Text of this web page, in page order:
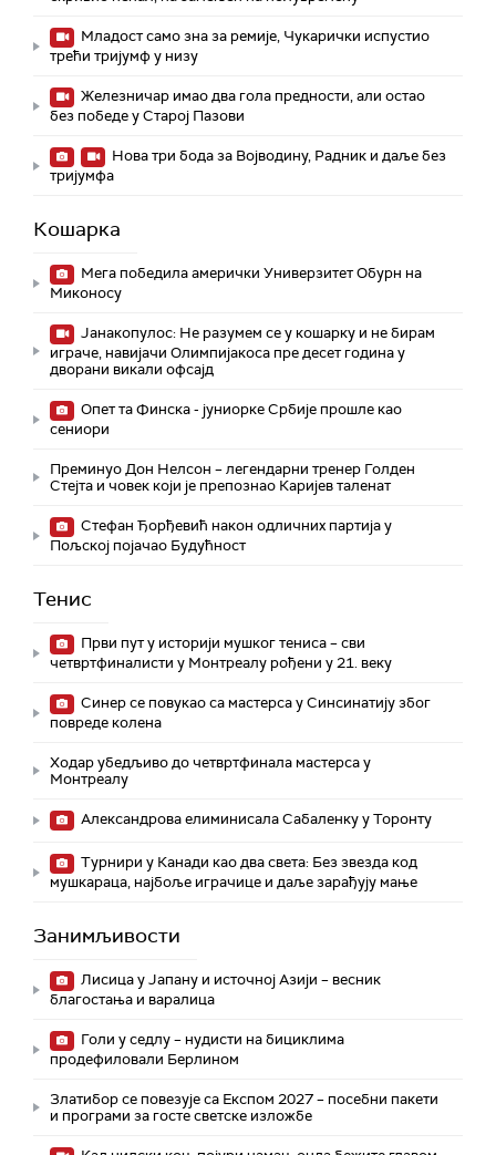
Младост само зна за ремије, Чукарички испустио
трећи тријумф у низу
Железничар имао два гола предности, али остао
без победе у Старој Пазови
Нова три бода за Војводину, Радник и даље без
тријумфа
Кошарка
Мега победила амерички Универзитет Обурн на
Миконосу
Јанакопулос: Не разумем се у кошарку и не бирам
играче, навијачи Олимпијакоса пре десет година у
дворани викали офсајд
Опет та Финска - јуниорке Србије прошле као
сениори
Преминуо Дон Нелсон – легендарни тренер Голден
Стејта и човек који је препознао Каријев таленат
Стефан Ђорђевић након одличних партија у
Пољској појачао Будућност
Тенис
Први пут у историји мушког тениса – сви
четвртфиналисти у Монтреалу рођени у 21. веку
Синер се повукао са мастерса у Синсинатију због
повреде колена
Ходар убедљиво до четвртфинала мастерса у
Монтреалу
Александрова елиминисала Сабаленку у Торонту
Турнири у Канади као два света: Без звезда код
мушкараца, најбоље играчице и даље зарађују мање
Занимљивости
Лисица у Јапану и источној Азији – весник
благостања и варалица
Голи у седлу – нудисти на бициклима
продефиловали Берлином
Златибор се повезује са Експом 2027 – посебни пакети
и програми за госте светске изложбе